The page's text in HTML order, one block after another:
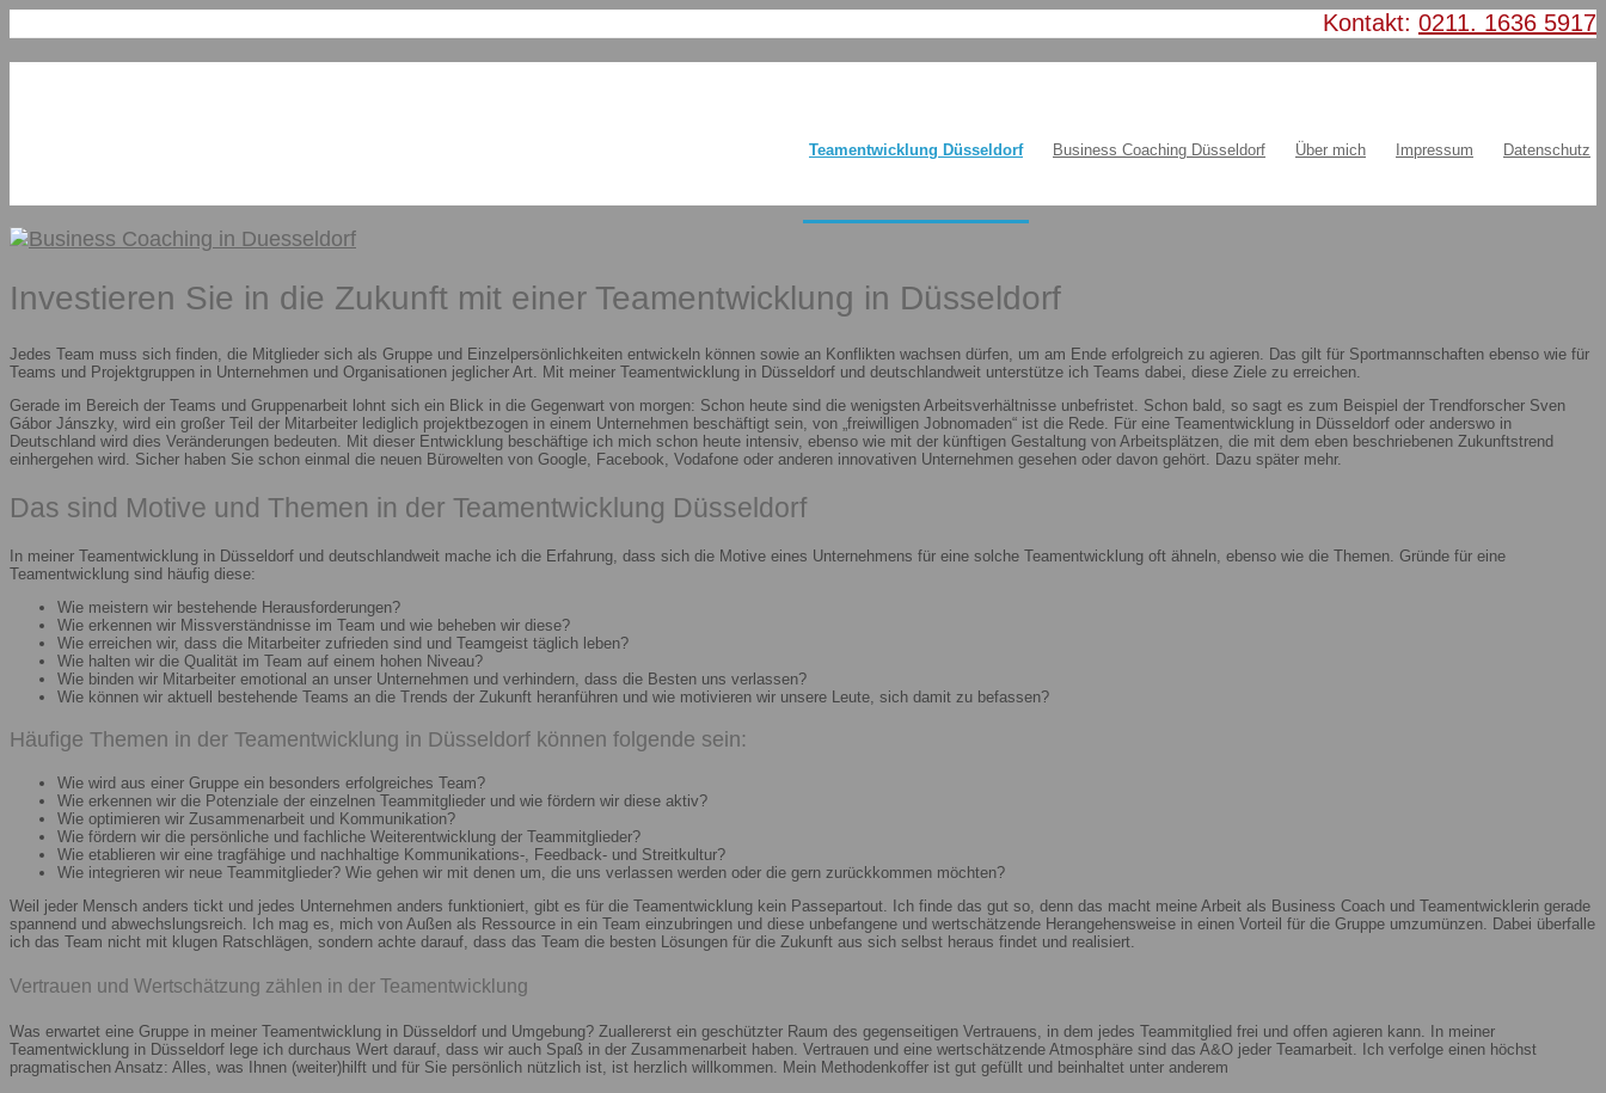
Kontakt: 0211. 1636 5917
Teamentwicklung Düsseldorf Business Coaching Düsseldorf Über mich Impressum Datenschutz
Investieren Sie in die Zukunft mit einer Teamentwicklung in Düsseldorf
Jedes Team muss sich finden, die Mitglieder sich als Gruppe und Einzelpersönlichkeiten entwickeln können sowie an Konflikten wachsen dürfen, um am Ende erfolgreich zu agieren. Das gilt für Sportmannschaften ebenso wie für
Teams und Projektgruppen in Unternehmen und Organisationen jeglicher Art. Mit meiner Teamentwicklung in Düsseldorf und deutschlandweit unterstütze ich Teams dabei, diese Ziele zu erreichen.
Gerade im Bereich der Teams und Gruppenarbeit lohnt sich ein Blick in die Gegenwart von morgen: Schon heute sind die wenigsten Arbeitsverhältnisse unbefristet. Schon bald, so sagt es zum Beispiel der Trendforscher Sven
Gábor Jánszky, wird ein großer Teil der Mitarbeiter lediglich projektbezogen in einem Unternehmen beschäftigt sein, von „freiwilligen Jobnomaden“ ist die Rede. Für eine Teamentwicklung in Düsseldorf oder anderswo in
Deutschland wird dies Veränderungen bedeuten. Mit dieser Entwicklung beschäftige ich mich schon heute intensiv, ebenso wie mit der künftigen Gestaltung von Arbeitsplätzen, die mit dem eben beschriebenen Zukunftstrend
einhergehen wird. Sicher haben Sie schon einmal die neuen Bürowelten von Google, Facebook, Vodafone oder anderen innovativen Unternehmen gesehen oder davon gehört. Dazu später mehr.
Das sind Motive und Themen in der Teamentwicklung Düsseldorf
In meiner Teamentwicklung in Düsseldorf und deutschlandweit mache ich die Erfahrung, dass sich die Motive eines Unternehmens für eine solche Teamentwicklung oft ähneln, ebenso wie die Themen. Gründe für eine
Teamentwicklung sind häufig diese:
Wie meistern wir bestehende Herausforderungen?
Wie erkennen wir Missverständnisse im Team und wie beheben wir diese?
Wie erreichen wir, dass die Mitarbeiter zufrieden sind und Teamgeist täglich leben?
Wie halten wir die Qualität im Team auf einem hohen Niveau?
Wie binden wir Mitarbeiter emotional an unser Unternehmen und verhindern, dass die Besten uns verlassen?
Wie können wir aktuell bestehende Teams an die Trends der Zukunft heranführen und wie motivieren wir unsere Leute, sich damit zu befassen?
Häufige Themen in der Teamentwicklung in Düsseldorf können folgende sein:
Wie wird aus einer Gruppe ein besonders erfolgreiches Team?
Wie erkennen wir die Potenziale der einzelnen Teammitglieder und wie fördern wir diese aktiv?
Wie optimieren wir Zusammenarbeit und Kommunikation?
Wie fördern wir die persönliche und fachliche Weiterentwicklung der Teammitglieder?
Wie etablieren wir eine tragfähige und nachhaltige Kommunikations-, Feedback- und Streitkultur?
Wie integrieren wir neue Teammitglieder? Wie gehen wir mit denen um, die uns verlassen werden oder die gern zurückkommen möchten?
Weil jeder Mensch anders tickt und jedes Unternehmen anders funktioniert, gibt es für die Teamentwicklung kein Passepartout. Ich finde das gut so, denn das macht meine Arbeit als Business Coach und Teamentwicklerin gerade
spannend und abwechslungsreich. Ich mag es, mich von Außen als Ressource in ein Team einzubringen und diese unbefangene und wertschätzende Herangehensweise in einen Vorteil für die Gruppe umzumünzen. Dabei überfalle
ich das Team nicht mit klugen Ratschlägen, sondern achte darauf, dass das Team die besten Lösungen für die Zukunft aus sich selbst heraus findet und realisiert.
Vertrauen und Wertschätzung zählen in der Teamentwicklung
Was erwartet eine Gruppe in meiner Teamentwicklung in Düsseldorf und Umgebung? Zuallererst ein geschützter Raum des gegenseitigen Vertrauens, in dem jedes Teammitglied frei und offen agieren kann. In meiner
Teamentwicklung in Düsseldorf lege ich durchaus Wert darauf, dass wir auch Spaß in der Zusammenarbeit haben. Vertrauen und eine wertschätzende Atmosphäre sind das A&O jeder Teamarbeit. Ich verfolge einen höchst
pragmatischen Ansatz: Alles, was Ihnen (weiter)hilft und für Sie persönlich nützlich ist, ist herzlich willkommen. Mein Methodenkoffer ist gut gefüllt und beinhaltet unter anderem